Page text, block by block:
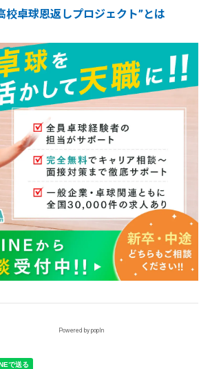
校卓球恩返しプロジェクト”とは
Powered by popIn